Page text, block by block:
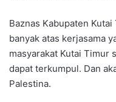
Baznas Kabupaten
banyak atas kerjasama
masyarakat Kutai Timur
dapat terkumpul. Dan
Palestina.